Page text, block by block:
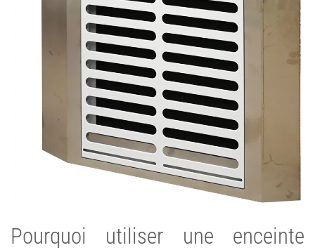
Pourquoi utiliser une enceinte